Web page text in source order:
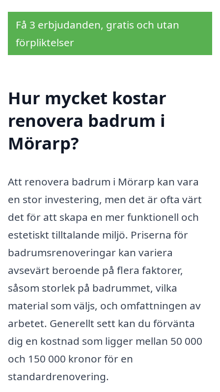
Få 3 erbjudanden, gratis och utan
förpliktelser
Hur mycket kostar
renovera badrum i
Mörarp?
Att renovera badrum i Mörarp kan vara
en stor investering, men det är ofta värt
det för att skapa en mer funktionell och
estetiskt tilltalande miljö. Priserna för
badrumsrenoveringar kan variera
avsevärt beroende på flera faktorer,
såsom storlek på badrummet, vilka
material som väljs, och omfattningen av
arbetet. Generellt sett kan du förvänta
dig en kostnad som ligger mellan 50 000
och 150 000 kronor för en
standardrenovering.